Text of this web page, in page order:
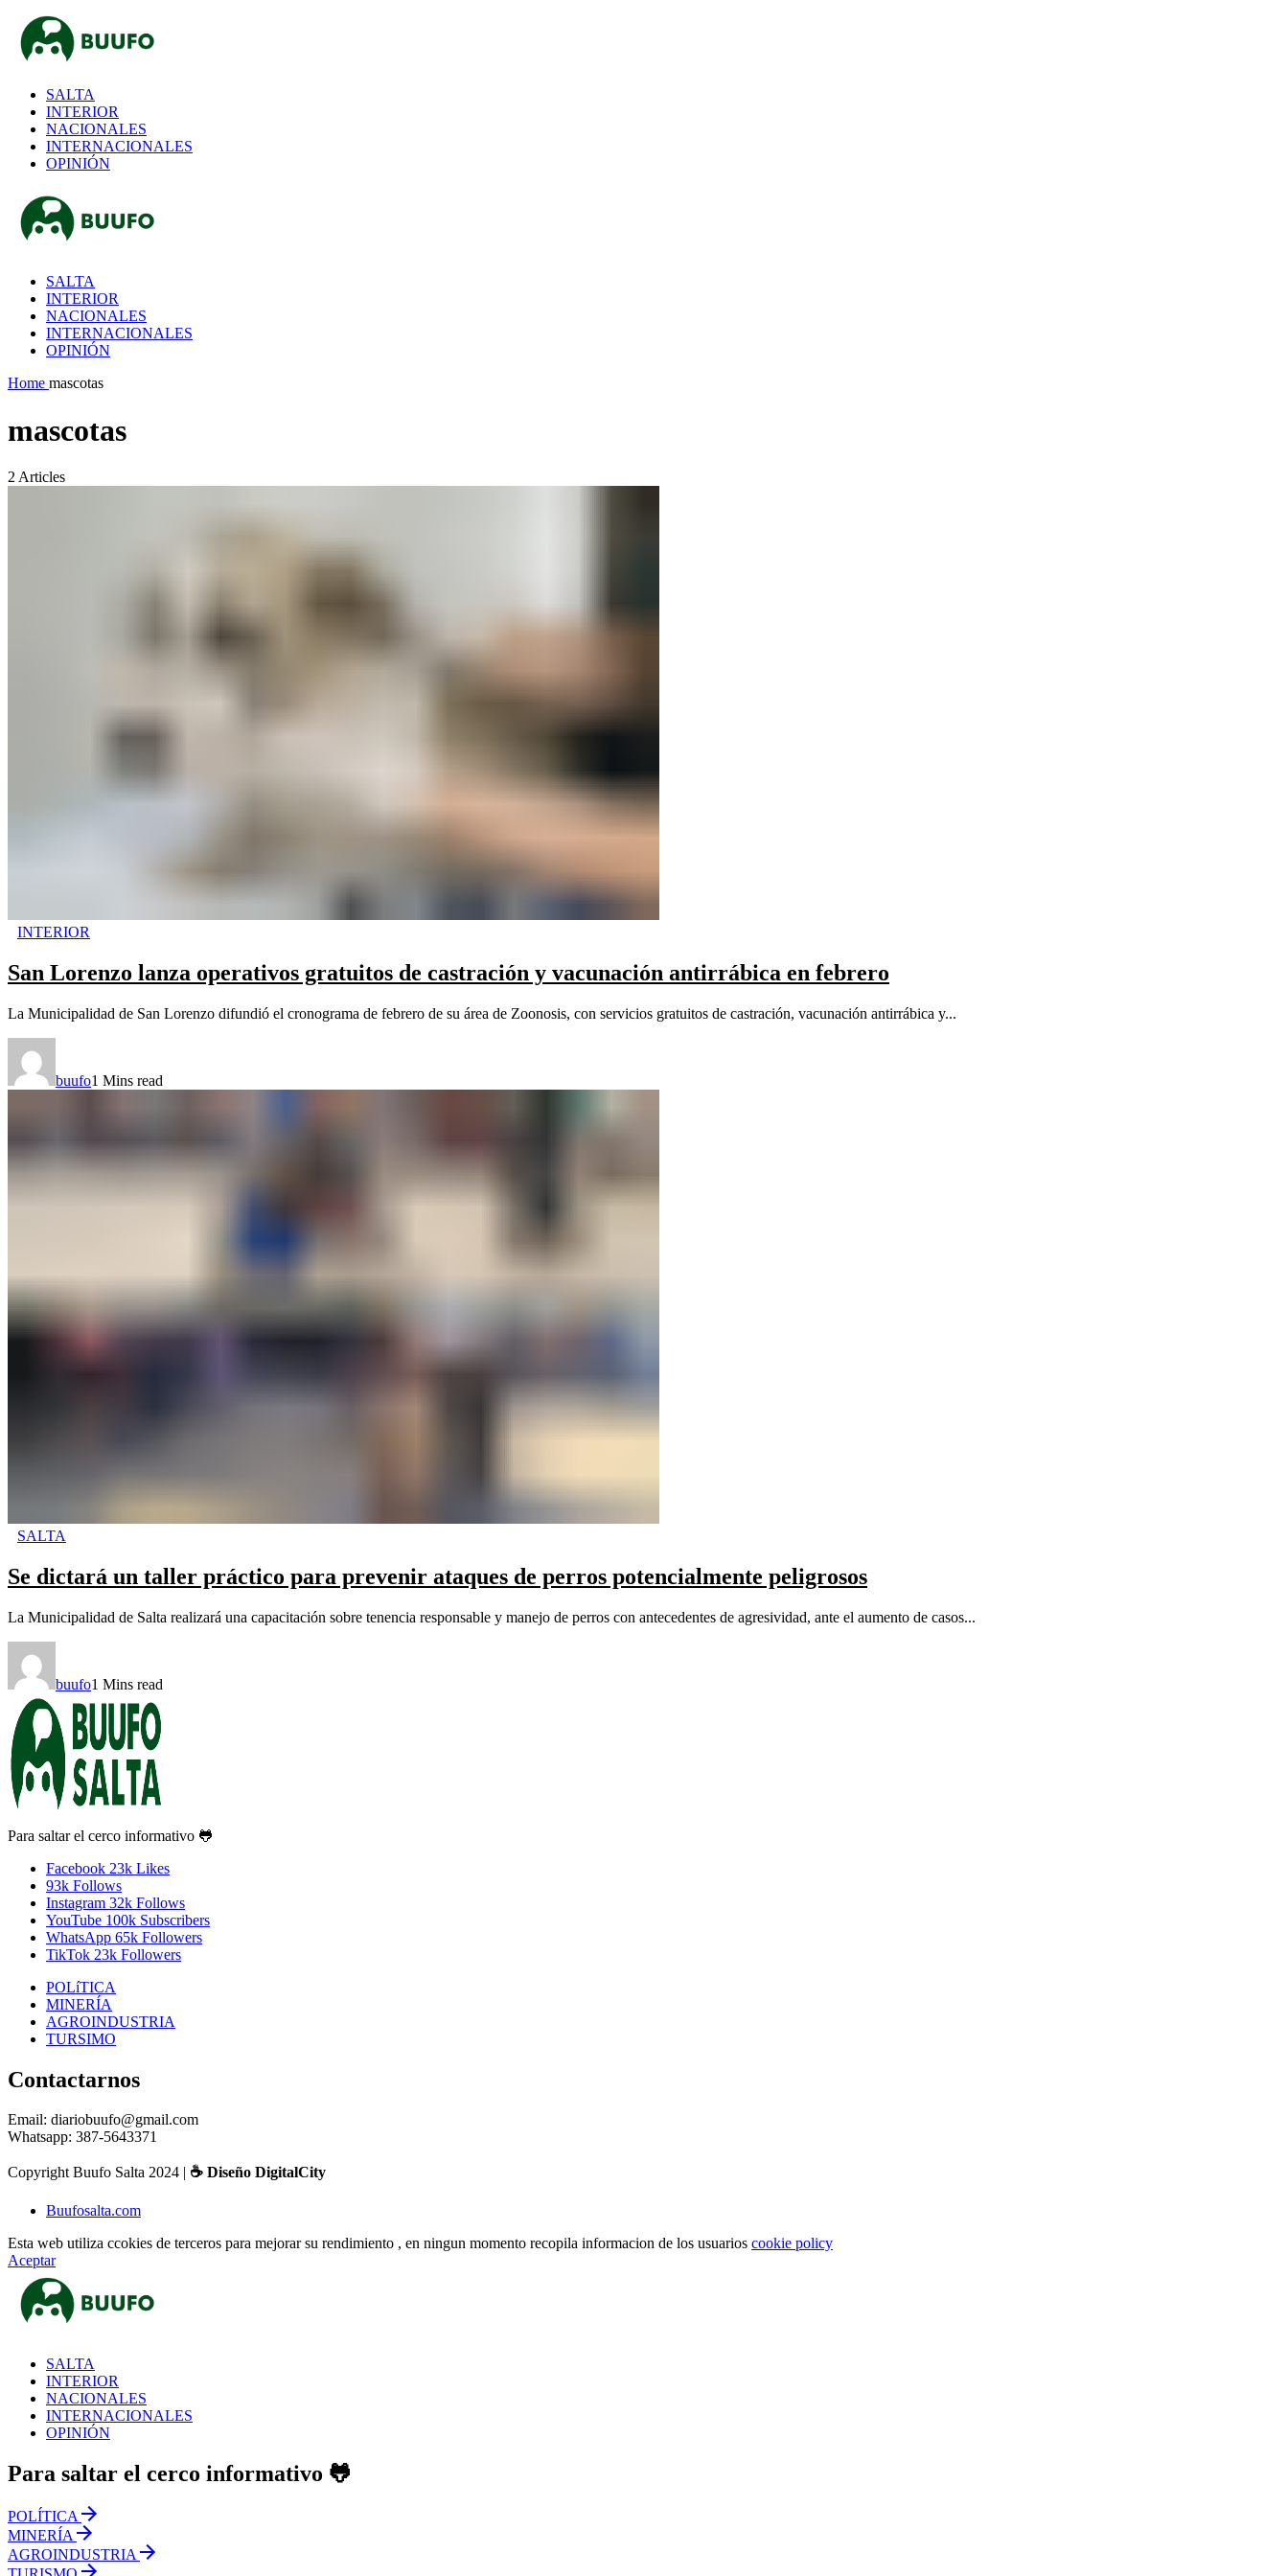
SALTA
INTERIOR
NACIONALES
INTERNACIONALES
OPINIÓN
SALTA
INTERIOR
NACIONALES
INTERNACIONALES
OPINIÓN
Home mascotas
mascotas
2 Articles
INTERIOR
San Lorenzo lanza operativos gratuitos de castración y vacunación antirrábica en febrero
La Municipalidad de San Lorenzo difundió el cronograma de febrero de su área de Zoonosis, con servicios gratuitos de castración, vacunación antirrábica y...
buufo1 Mins read
SALTA
Se dictará un taller práctico para prevenir ataques de perros potencialmente peligrosos
La Municipalidad de Salta realizará una capacitación sobre tenencia responsable y manejo de perros con antecedentes de agresividad, ante el aumento de casos...
buufo1 Mins read
Para saltar el cerco informativo 🐸
Facebook 23k Likes
93k Follows
Instagram 32k Follows
YouTube 100k Subscribers
WhatsApp 65k Followers
TikTok 23k Followers
POLíTICA
MINERÍA
AGROINDUSTRIA
TURSIMO
Contactarnos
Email: diariobuufo@gmail.com
Whatsapp: 387-5643371
Copyright Buufo Salta 2024 | ☕ Diseño DigitalCity
Buufosalta.com
Esta web utiliza ccokies de terceros para mejorar su rendimiento , en ningun momento recopila informacion de los usuarios cookie policy
Aceptar
SALTA
INTERIOR
NACIONALES
INTERNACIONALES
OPINIÓN
Para saltar el cerco informativo 🐸
POLÍTICA
MINERÍA
AGROINDUSTRIA